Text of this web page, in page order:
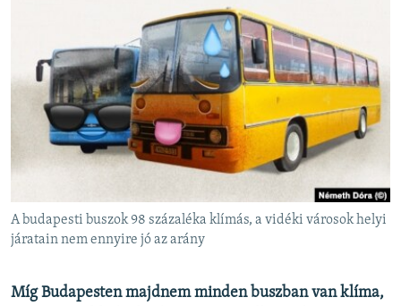
A PÉNZ NYOMÁBAN
EURÓPAI UNIÓ
VILÁG
KLÍMAVÁLTOZÁS
KÖVESSEN MINKET!
A budapesti buszok 98 százaléka klímás, a vidéki városok helyi
járatain nem ennyire jó az arány
Míg Budapesten majdnem minden buszban van klíma,